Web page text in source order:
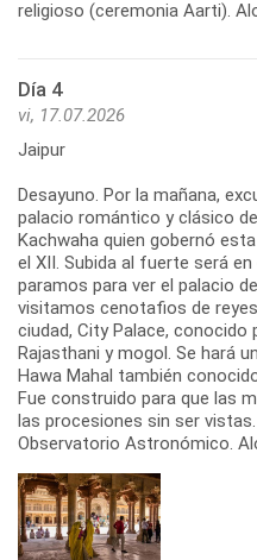
Día 4
vi, 17.07.2026
Jaipur
Desayuno. Por la mañana,
palacio romántico y clásico
Kachwaha quien gobernó
el XII. Subida al fuerte será
paramos para ver el palacio
visitamos cenotafios de
ciudad, City Palace,
Rajasthani y mogol. Se hará
Hawa Mahal también
Fue construido para que las
las procesiones sin ser
Observatorio Astronómico.